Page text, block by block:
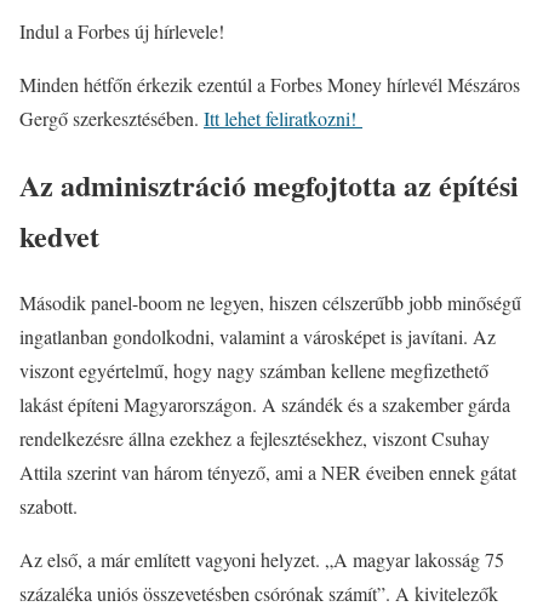
Indul a Forbes új hírlevele!
Minden hétfőn érkezik ezentúl a Forbes Money hírlevél Mészáros
Gergő szerkesztésében. Itt lehet feliratkozni!
Az adminisztráció megfojtotta az építési
kedvet
Második panel-boom ne legyen, hiszen célszerűbb jobb minőségű
ingatlanban gondolkodni, valamint a városképet is javítani. Az
viszont egyértelmű, hogy nagy számban kellene megfizethető
lakást építeni Magyarországon. A szándék és a szakember gárda
rendelkezésre állna ezekhez a fejlesztésekhez, viszont Csuhay
Attila szerint van három tényező, ami a NER éveiben ennek gátat
szabott.
Az első, a már említett vagyoni helyzet. „A magyar lakosság 75
százaléka uniós összevetésben csórónak számít”. A kivitelezők